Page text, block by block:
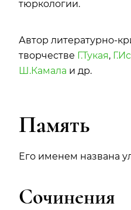
тюркологии.
Автор литературно-
творчестве Г.Тукая,
Ш.Камала и др.
Память
Его именем названа
Сочинения